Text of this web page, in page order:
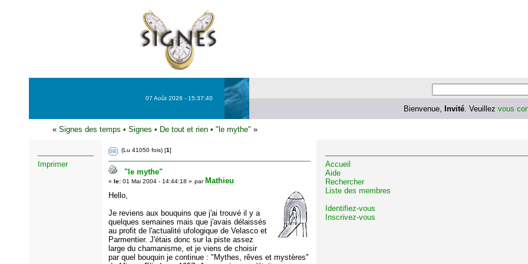
07 Août 2026 - 15:37:40
Bienvenue, Invité. Veuillez vous
« Signes des temps • Signes • De tout et rien • "le mythe" »
Imprimer
(Lu 41050 fois) [1]
"le mythe"
« le: 01 Mai 2004 - 14:44:18 » par Mathieu
Hello,
Je reviens aux bouquins que j'ai trouvé il y a
quelques semaines mais que j'avais délaissés
au profit de l'actualité ufologique de Velasco et
Parmentier. J'étais donc sur la piste assez
large du chamanisme, et je viens de choisir
par quel bouquin je continue : "Mythes, rêves et mystères"
Accueil
Aide
Rechercher
Liste des membres
Identifiez-vous
Inscrivez-vous